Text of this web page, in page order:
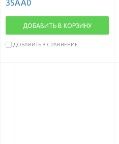
3SAA0
ДОБАВИТЬ В КОРЗИНУ
ДОБАВИТЬ В СРАВНЕНИЕ